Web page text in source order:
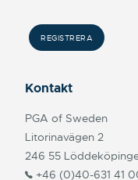
Kontakt
PGA of Sweden
Litorinavägen 2
246 55
+46 (0)40-631 41